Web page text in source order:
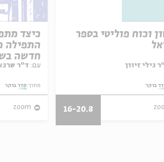
וכוח פוליטי בספר
בוקר
16-20.8
כיצד
התפילה
חדשה
עם:
מתוך:סדר בוקר
zoom